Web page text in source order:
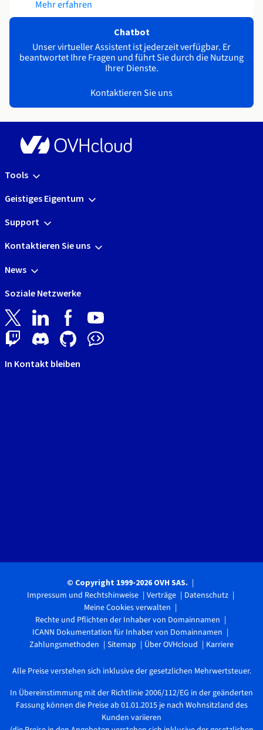
Mehr erfahren
Chatbot
Unser virtueller Assistent ist jederzeit verfügbar. Er
beantwortet Ihre Fragen und führt Sie durch die Nutzung
Ihrer Dienste.
Kontaktieren Sie uns
Tools
Geistiges Eigentum
Support
Kontaktieren Sie uns
News
Soziale Netzwerke
In Kontakt bleiben
© Copyright 1999-2026 OVH SAS.
Impressum und Rechtshinweise Verträge
Datenschutz
Meine Cookies verwalten
Rechte und Pflichten der Inhaber von Domainnamen
ICANN Dokumentation für Inhaber von Domainnamen
Zahlungsmethoden
Sitemap Über OVHcloud Karriere
Alle Preise verstehen sich inklusive der gesetzlichen Mehrwertsteuer.
In Übereinstimmung mit der Richtlinie 2006/112/EG in der geänderten
Fassung können die Preise ab 01.01.2015 je nach Wohnsitzland des
Kunden variieren